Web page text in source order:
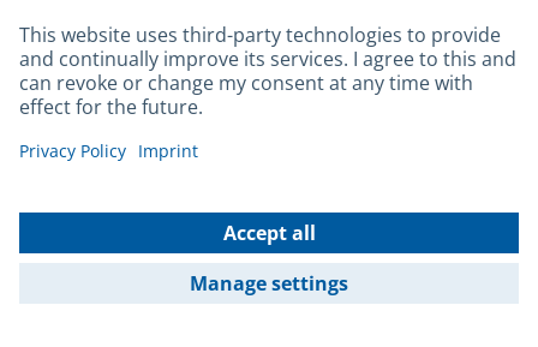
Gebärdensprache
Datenschutz
Kontakt
© 2026 Portal München Betriebs GmbH & Co. KG - Ein Service der
Landeshauptstadt München und der Stadtwerke München GmbH